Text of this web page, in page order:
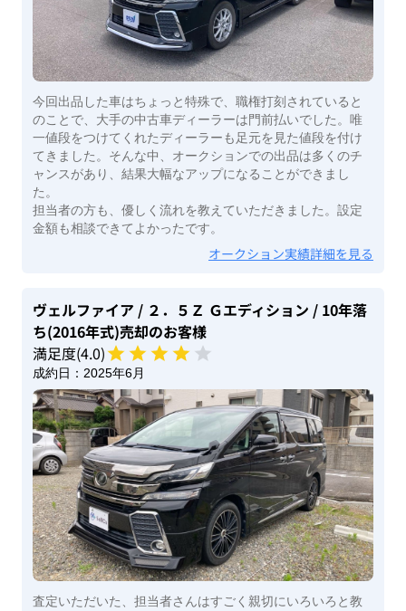
今回出品した車はちょっと特殊で、職権打刻されていると
のことで、大手の中古車ディーラーは門前払いでした。唯
一値段をつけてくれたディーラーも足元を見た値段を付け
てきました。そんな中、オークションでの出品は多くのチ
ャンスがあり、結果大幅なアップになることができまし
た。
担当者の方も、優しく流れを教えていただきました。設定
金額も相談できてよかったです。
オークション実績詳細を見る
ヴェルファイア / ２．５Ｚ Ｇエディション / 10年落
ち(2016年式)売却のお客様
満足度(4.0)
成約日： 2025年6月
査定いただいた、担当者さんはすごく親切にいろいろと教